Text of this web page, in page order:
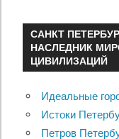
САНКТ
НАСЛЕДНИК
ЦИВИЛИЗАЦИЙ
Идеальные
Истоки
Петров